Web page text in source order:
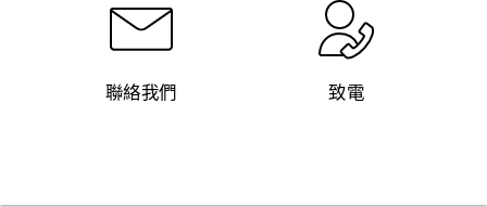
聯絡我們 致電